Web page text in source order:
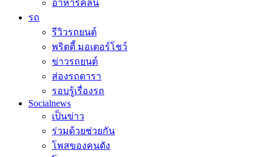
อาหารคลีน
รถ
รีวิวรถยนต์
พริตตี้ มอเตอร์โชว์
ข่าวรถยนต์
ส่องรถดารา
รอบรู้เรื่องรถ
Socialnews
เป็นข่าว
ร่วมด้วยช่วยกัน
โพสของคนดัง